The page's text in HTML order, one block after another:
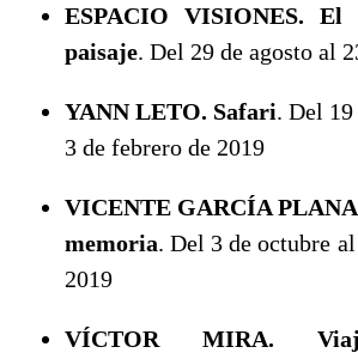
ESPACIO VISIONES. El
paisaje. Del 29 de agosto al
YANN LETO. Safari. Del 19
3 de febrero de 2019
VICENTE GARCÍA PLANA
memoria. Del 3 de octubre
2019
VÍCTOR MIRA.